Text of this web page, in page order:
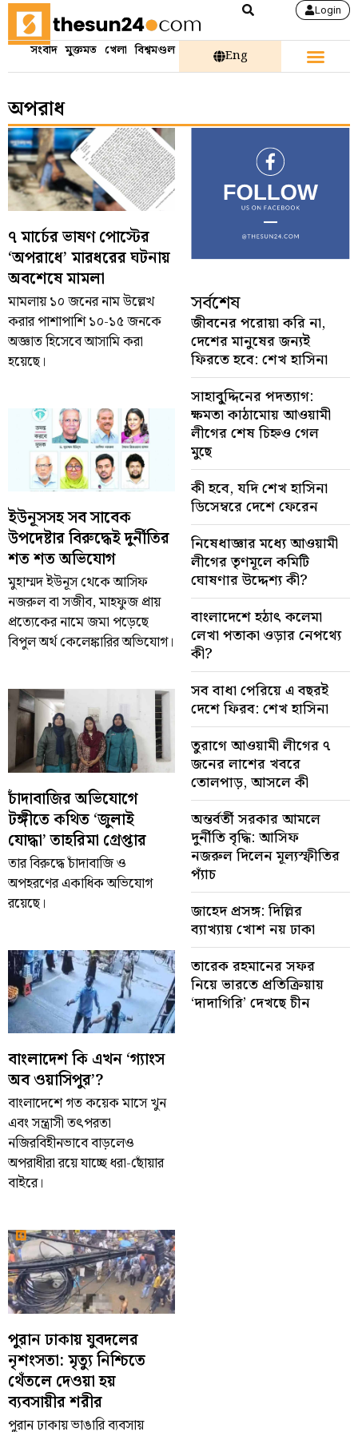
Login
সংবাদ মুক্তমত খেলা বিশ্বমণ্ডল Eng
অপরাধ
৭ মার্চের ভাষণ পোস্টের
‘অপরাধে’ মারধরের ঘটনায়
অবশেষে মামলা
মামলায় ১০ জনের নাম উল্লেখ
করার পাশাপাশি ১০-১৫ জনকে
অজ্ঞাত হিসেবে আসামি করা
হয়েছে।
ইউনূসসহ সব সাবেক
উপদেষ্টার বিরুদ্ধেই দুর্নীতির
শত শত অভিযোগ
মুহাম্মদ ইউনূস থেকে আসিফ
নজরুল বা সজীব, মাহফুজ প্রায়
প্রত্যেকের নামে জমা পড়েছে
বিপুল অর্থ কেলেঙ্কারির অভিযোগ।
চাঁদাবাজির অভিযোগে
টঙ্গীতে কথিত ‘জুলাই
যোদ্ধা’ তাহরিমা গ্রেপ্তার
তার বিরুদ্ধে চাঁদাবাজি ও
অপহরণের একাধিক অভিযোগ
রয়েছে।
বাংলাদেশ কি এখন ‘গ্যাংস
অব ওয়াসিপুর’?
বাংলাদেশে গত কয়েক মাসে খুন
এবং সন্ত্রাসী তৎপরতা
নজিরবিহীনভাবে বাড়লেও
অপরাধীরা রয়ে যাচ্ছে ধরা-ছোঁয়ার
বাইরে।
পুরান ঢাকায় যুবদলের
নৃশংসতা: মৃত্যু নিশ্চিতে
থেঁতলে দেওয়া হয়
ব্যবসায়ীর শরীর
পুরান ঢাকায় ভাঙারি ব্যবসায়
সর্বশেষ
জীবনের পরোয়া করি না,
দেশের মানুষের জন্যই
ফিরতে হবে: শেখ হাসিনা
সাহাবু্দ্দিনের পদত্যাগ:
ক্ষমতা কাঠামোয় আওয়ামী
লীগের শেষ চিহ্নও গেল
মুছে
কী হবে, যদি শেখ হাসিনা
ডিসেম্বরে দেশে ফেরেন
নিষেধাজ্ঞার মধ্যে আওয়ামী
লীগের তৃণমূলে কমিটি
ঘোষণার উদ্দেশ্য কী?
বাংলাদেশে হঠাৎ কলেমা
লেখা পতাকা ওড়ার নেপথ্যে
কী?
সব বাধা পেরিয়ে এ বছরই
দেশে ফিরব: শেখ হাসিনা
তুরাগে আওয়ামী লীগের ৭
জনের লাশের খবরে
তোলপাড়, আসলে কী
অন্তর্বর্তী সরকার আমলে
দুর্নীতি বৃদ্ধি: আসিফ
নজরুল দিলেন মূল্যস্ফীতির
প্যাঁচ
জাহেদ প্রসঙ্গ: দিল্লির
ব্যাখ্যায় খোশ নয় ঢাকা
তারেক রহমানের সফর
নিয়ে ভারতে প্রতিক্রিয়ায়
‘দাদাগিরি’ দেখছে চীন